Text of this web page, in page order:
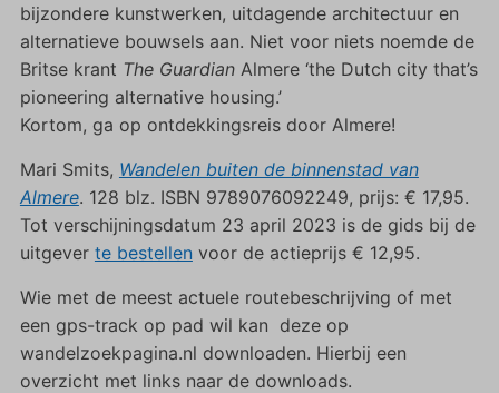
bijzondere kunstwerken, uitdagende architectuur en
alternatieve bouwsels aan. Niet voor niets noemde de
Britse krant The Guardian Almere ‘the Dutch city that’s
pioneering alternative housing.’
Kortom, ga op ontdekkingsreis door Almere!
Mari Smits, Wandelen buiten de binnenstad van
Almere. 128 blz. ISBN 9789076092249, prijs: € 17,95.
Tot verschijningsdatum 23 april 2023 is de gids bij de
uitgever te bestellen voor de actieprijs € 12,95.
Wie met de meest actuele routebeschrijving of met
een gps-track op pad wil kan deze op
wandelzoekpagina.nl downloaden. Hierbij een
overzicht met links naar de downloads.